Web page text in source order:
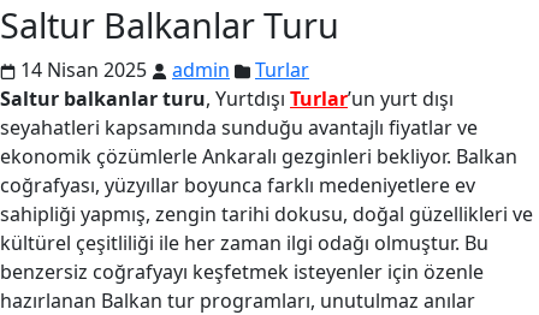
Saltur Balkanlar Turu
14 Nisan 2025 admin
Turlar
Saltur balkanlar turu, Yurtdışı Turlar’un yurt dışı
seyahatleri kapsamında sunduğu avantajlı fiyatlar ve
ekonomik çözümlerle Ankaralı gezginleri bekliyor. Balkan
coğrafyası, yüzyıllar boyunca farklı medeniyetlere ev
sahipliği yapmış, zengin tarihi dokusu, doğal güzellikleri ve
kültürel çeşitliliği ile her zaman ilgi odağı olmuştur. Bu
benzersiz coğrafyayı keşfetmek isteyenler için özenle
hazırlanan Balkan tur programları, unutulmaz anılar